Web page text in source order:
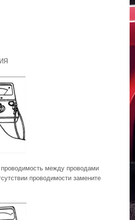
между проводами
проводимости замените